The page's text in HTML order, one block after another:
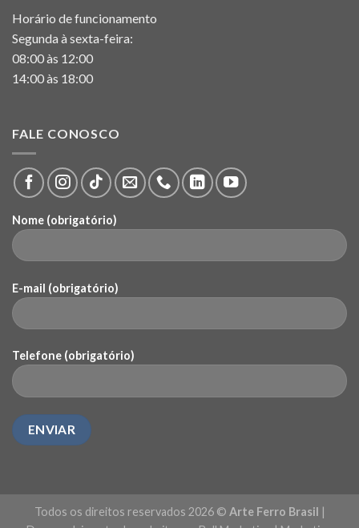
Horário de funcionamento
Segunda à sexta-feira:
08:00 às 12:00
14:00 às 18:00
FALE CONOSCO
Nome (obrigatório)
E-mail (obrigatório)
Telefone (obrigatório)
Todos os direitos reservados 2026 © Arte Ferro Brasil |